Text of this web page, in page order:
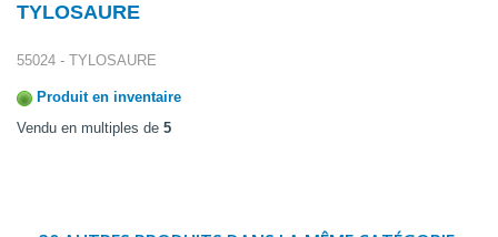
TYLOSAURE
55024 - TYLOSAURE
Produit en inventaire
Vendu en multiples de 5